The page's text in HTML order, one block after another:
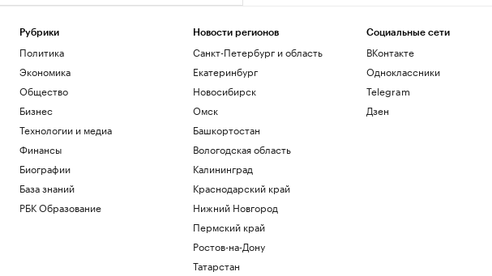
Рубрики
Политика
Экономика
Общество
Бизнес
Технологии и медиа
Финансы
Биографии
База знаний
РБК Образование
Новости регионов
Санкт-Петербург и область
Екатеринбург
Новосибирск
Омск
Башкортостан
Вологодская область
Калининград
Краснодарский край
Нижний Новгород
Пермский край
Ростов-на-Дону
Татарстан
Социальные сети
ВКонтакте
Одноклассники
Telegram
Дзен